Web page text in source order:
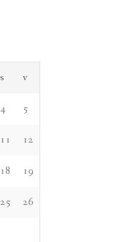
s v
4 5
11 12
18 19
25 26